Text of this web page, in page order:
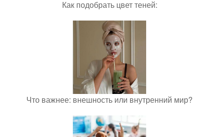
Как подобрать цвет теней:
Что важнее: внешность или внутренний мир?